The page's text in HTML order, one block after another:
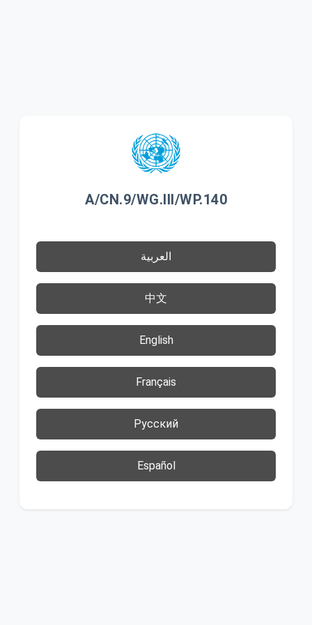
A/CN.9/WG.III/WP.140
العربية
中文
English
Français
Русский
Español